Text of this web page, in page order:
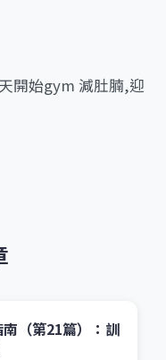
開始gym 減肚腩,迎
（第21篇）：訓